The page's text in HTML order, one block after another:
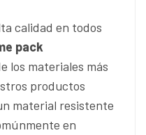
calidad en todos
pack
los materiales más
productos
material resistente
en